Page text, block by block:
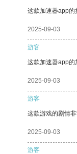
这款加速器app的
2025-09-03
游客
这款加速器app的
2025-09-03
游客
这款游戏的剧情
2025-09-03
游客